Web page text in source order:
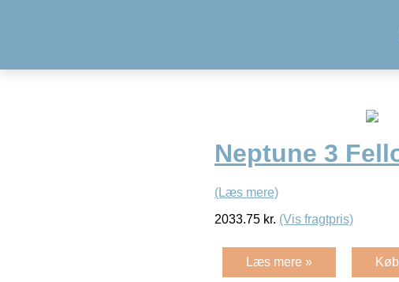
Neptune 3
(Læs mere)
2033.75 kr. (Vis fragtpris)
Læs mere »